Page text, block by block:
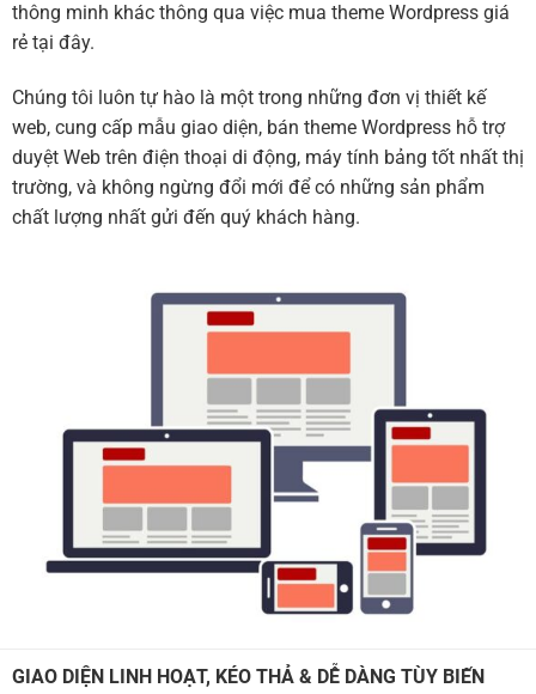
thông minh khác thông qua việc mua theme Wordpress giá
rẻ tại đây.
Chúng tôi luôn tự hào là một trong những đơn vị thiết kế
web, cung cấp mẫu giao diện, bán theme Wordpress hỗ trợ
duyệt Web trên điện thoại di động, máy tính bảng tốt nhất thị
trường, và không ngừng đổi mới để có những sản phẩm
chất lượng nhất gửi đến quý khách hàng.
GIAO DIỆN LINH HOẠT, KÉO THẢ & DỄ DÀNG TÙY BIẾN